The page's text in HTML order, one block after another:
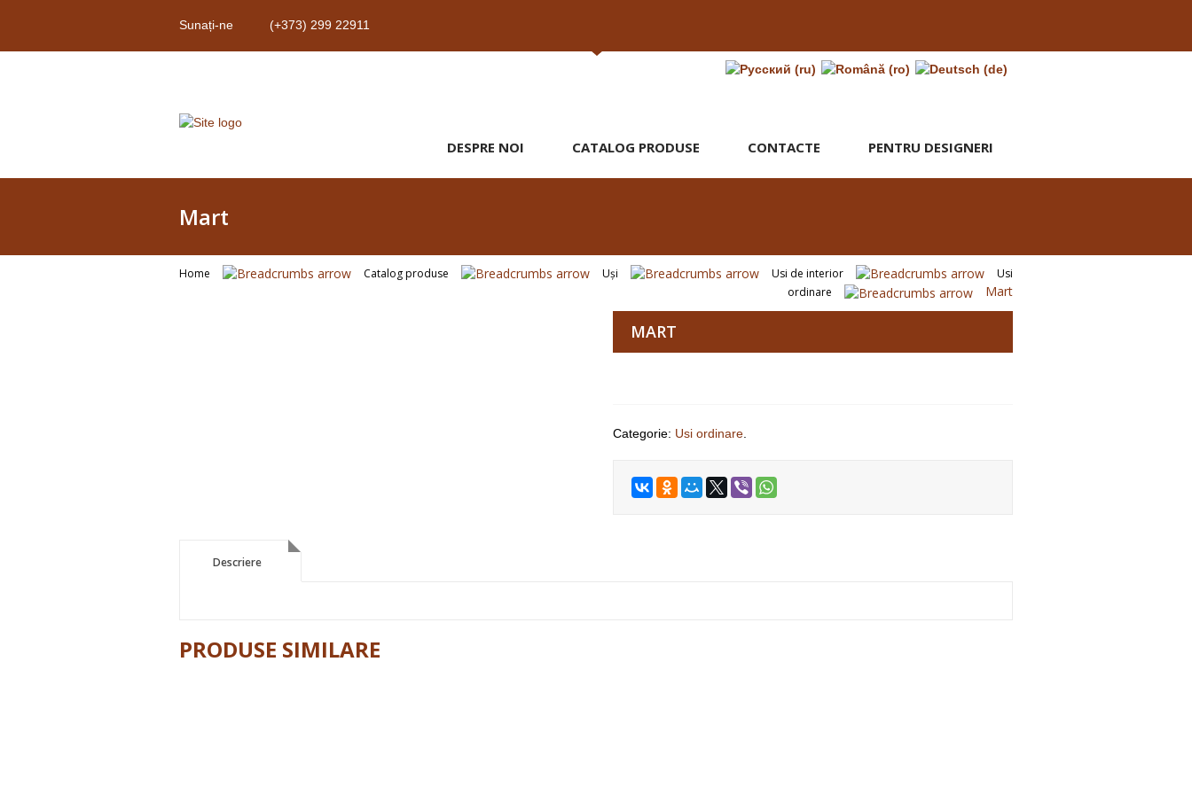
Sunați-ne (+373) 299 22911
DESPRE NOI CATALOG PRODUSE CONTACTE PENTRU DESIGNERI
Mart
Home Catalog produse Uşi Usi de interior
Usi
ordinare
Mart
MART
Categorie: Usi ordinare.
Descriere
Descriere
PRODUSE SIMILARE